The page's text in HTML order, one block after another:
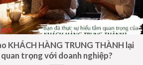
KHÁCH HÀNG TRUNG THÀNH lại
quan trọng với doanh nghiệp?